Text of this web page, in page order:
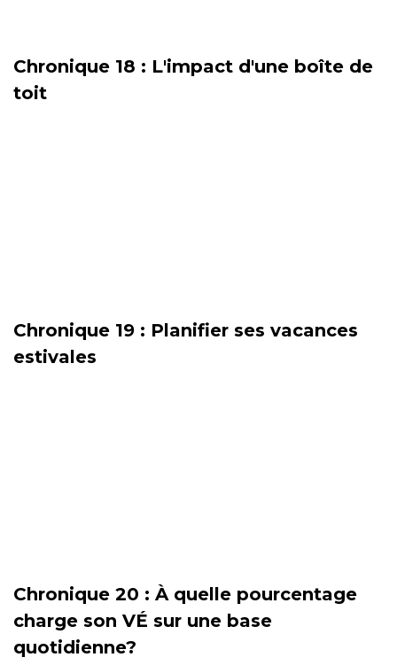
Chronique 18 : L'impact d'une boîte de
toit
Chronique 19 : Planifier ses vacances
estivales
Chronique 20 : À quelle pourcentage
charge son VÉ sur une base
quotidienne?